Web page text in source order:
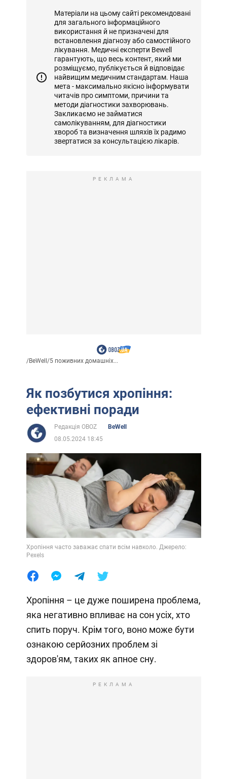
Матеріали на цьому сайті рекомендовані
для загального інформаційного
використання й не призначені для
встановлення діагнозу або самостійного
лікування. Медичні експерти Bewell
гарантують, що весь контент, який ми
розміщуємо, публікується й відповідає
найвищим медичним стандартам. Наша
мета - максимально якісно інформувати
читачів про симптоми, причини та
методи діагностики захворювань.
Закликаємо не займатися
самолікуванням, для діагностики
хвороб та визначення шляхів їх радимо
звертатися за консультацією лікарів.
РЕКЛАМА
/BeWell /5 поживних домашніх...
Як позбутися хропіння:
ефективні поради
Редакція OBOZ
BeWell
08.05.2024 18:45
Хропіння часто заважає спати всім навколо. Джерело:
Pexels
Хропіння – це дуже поширена проблема,
яка негативно впливає на сон усіх, хто
спить поруч. Крім того, воно може бути
ознакою серйозних проблем зі
здоров'ям, таких як апное сну.
РЕКЛАМА